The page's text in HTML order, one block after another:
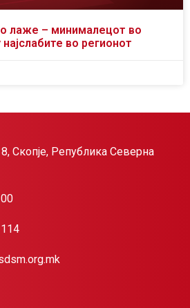
лаже – минималецот во
во регионот
Скопје, Република Северна